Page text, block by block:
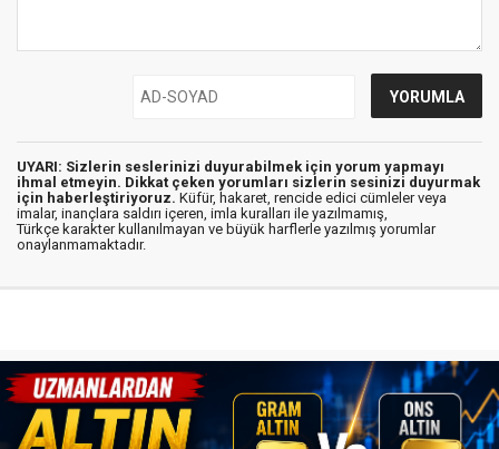
UYARI: Sizlerin seslerinizi duyurabilmek için yorum yapmayı
ihmal etmeyin. Dikkat çeken yorumları sizlerin sesinizi duyurmak
için haberleştiriyoruz. Küfür, hakaret, rencide edici cümleler veya
imalar, inançlara saldırı içeren, imla kuralları ile yazılmamış,
Türkçe karakter kullanılmayan ve büyük harflerle yazılmış yorumlar
onaylanmamaktadır.